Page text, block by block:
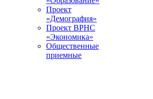
Проект
«Демография»
Проект ВРНС
«Экономика»
Общественные
приемные